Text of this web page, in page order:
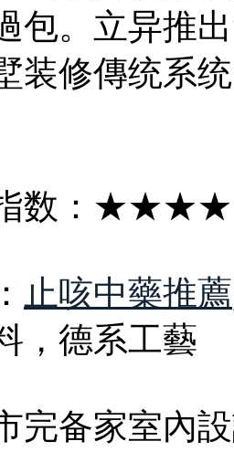
包。立异推
装修傳统系
指数：
止咳中藥推薦
，德系工藝
完备家室內